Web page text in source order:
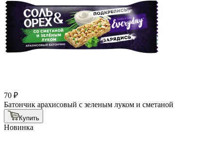
70 ₽
Батончик арахисовый с зеленым луком и сметаной
Купить
Новинка